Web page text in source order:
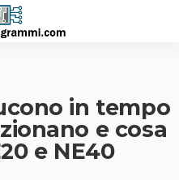
in tempo
e cosa
e NE40